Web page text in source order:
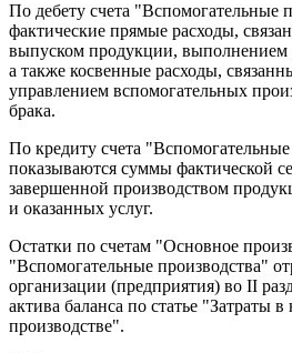
По дебету счета "Вспомогательные
фактические прямые расходы,
выпуском продукции, выполнением
а также косвенные расходы,
управлением вспомогательных
брака.
По кредиту счета
показываются суммы фактической
завершенной производством
и оказанных услуг.
Остатки по счетам "Основное
"Вспомогательные производства"
организации (предприятия) во II
актива баланса по статье "Затраты
производстве".